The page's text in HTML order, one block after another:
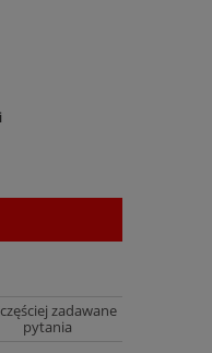
zadawane
pytania